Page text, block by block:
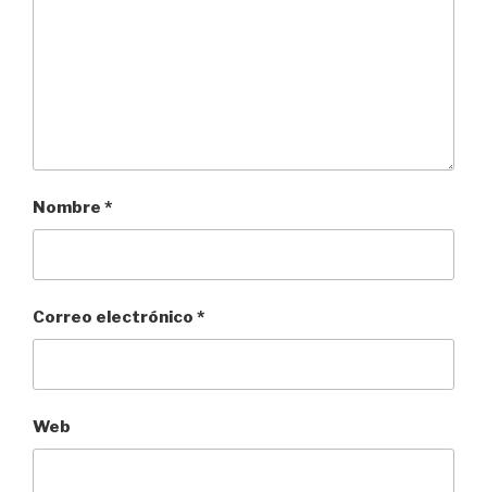
Nombre *
Correo electrónico *
Web